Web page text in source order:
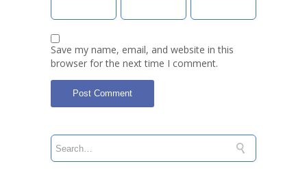
Save my name, email, and website in this
browser for the next time I comment.